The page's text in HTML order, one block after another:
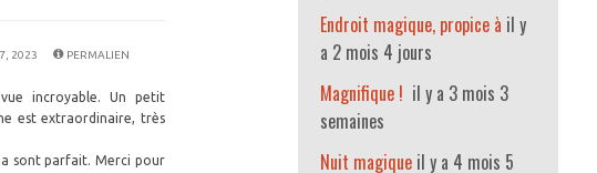
2023 PERMALIEN
incroyable. Un petit
est extraordinaire, très
sont parfait. Merci pour
Endroit magique, propice à il y
a 2 mois 4 jours
Magnifique ! il y a 3 mois 3
semaines
Nuit magique il y a 4 mois 5